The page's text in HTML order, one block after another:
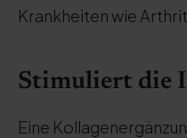
Krankheiten wie
Stimuliert die
Eine